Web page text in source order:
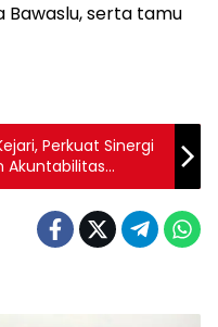
Bawaslu, serta tamu
Perkuat Sinergi
Akuntabilitas